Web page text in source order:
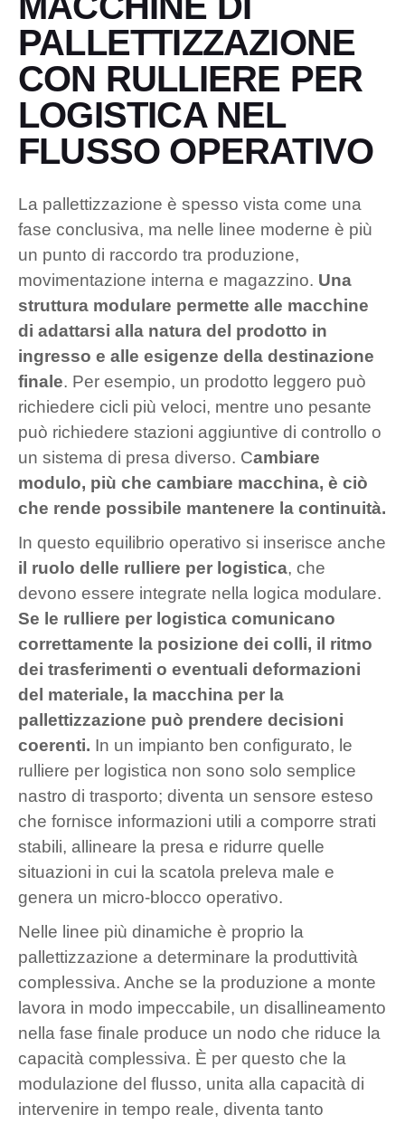
PALLETTIZZAZIONE
CON RULLIERE PER
LOGISTICA NEL
FLUSSO OPERATIVO
La pallettizzazione è spesso vista come una
fase conclusiva, ma nelle linee moderne è più
un punto di raccordo tra produzione,
movimentazione interna e magazzino. Una
struttura modulare permette alle macchine
di adattarsi alla natura del prodotto in
ingresso e alle esigenze della destinazione
finale. Per esempio, un prodotto leggero può
richiedere cicli più veloci, mentre uno pesante
può richiedere stazioni aggiuntive di controllo o
un sistema di presa diverso. Cambiare
modulo, più che cambiare macchina, è ciò
che rende possibile mantenere la continuità.
In questo equilibrio operativo si inserisce anche
il ruolo delle rulliere per logistica, che
devono essere integrate nella logica modulare.
Se le rulliere per logistica comunicano
correttamente la posizione dei colli, il ritmo
dei trasferimenti o eventuali deformazioni
del materiale, la macchina per la
pallettizzazione può prendere decisioni
coerenti. In un impianto ben configurato, le
rulliere per logistica non sono solo semplice
nastro di trasporto; diventa un sensore esteso
che fornisce informazioni utili a comporre strati
stabili, allineare la presa e ridurre quelle
situazioni in cui la scatola preleva male e
genera un micro-blocco operativo.
Nelle linee più dinamiche è proprio la
pallettizzazione a determinare la produttività
complessiva. Anche se la produzione a monte
lavora in modo impeccabile, un disallineamento
nella fase finale produce un nodo che riduce la
capacità complessiva. È per questo che la
modulazione del flusso, unita alla capacità di
intervenire in tempo reale, diventa tanto